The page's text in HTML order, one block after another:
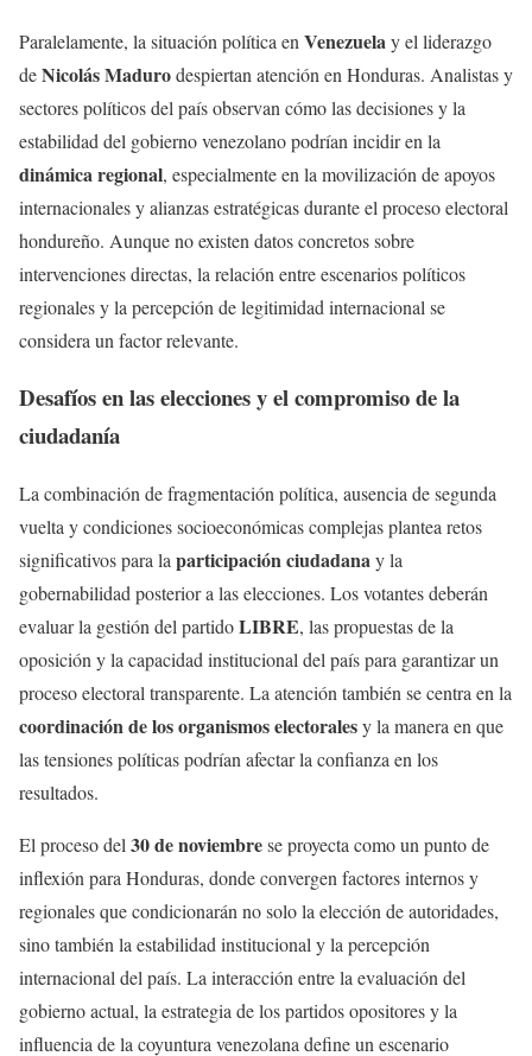
Paralelamente, la situación política en Venezuelay el liderazgo
deNicolás Madurodespiertan atención en Honduras. Analistas y
sectores políticos del país observan cómo las decisiones y la
estabilidad del gobierno venezolano podrían incidir en la
dinámica regional, especialmente en la movilización de apoyos
internacionales y alianzas estratégicas durante el proceso electoral
hondureño. Aunque no existen datos concretos sobre
intervenciones directas, la relación entre escenarios políticos
regionales y la percepción de legitimidad internacional se
considera un factor relevante.
Desafíos en las elecciones y el compromiso de la
ciudadanía
La combinación de fragmentación política, ausencia de segunda
vuelta y condiciones socioeconómicas complejas plantea retos
significativos para la participación ciudadanay la
gobernabilidad posterior a las elecciones. Los votantes deberán
evaluar la gestión del partidoLIBRE, las propuestas de la
oposición y la capacidad institucional del país para garantizar un
proceso electoral transparente. La atención también se centra en la
coordinación de los organismos electoralesy la manera en que
las tensiones políticas podrían afectar la confianza en los
resultados.
El proceso del 30 de noviembrese proyecta como un punto de
inflexión para Honduras, donde convergen factores internos y
regionales que condicionarán no solo la elección de autoridades,
sino también la estabilidad institucional y la percepción
internacional del país. La interacción entre la evaluación del
gobierno actual, la estrategia de los partidos opositores y la
influencia de la coyuntura venezolana define un escenario